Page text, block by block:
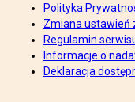
Polityka
Zmiana ustawień
Regulamin
Informacje o
Deklaracja